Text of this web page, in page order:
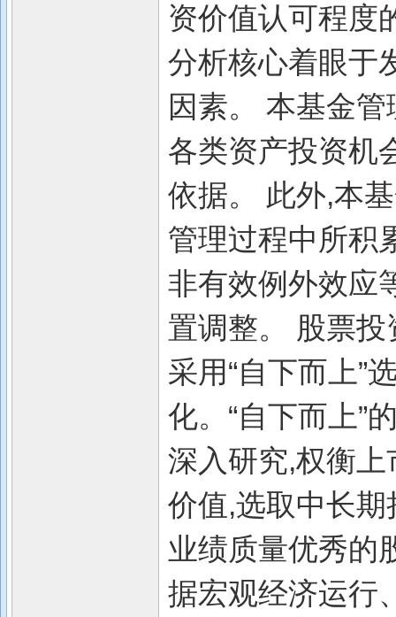
资价值认可程度
分析核心着眼于
因素。 本基金
各类资产投资机
依据。 此外,本
管理过程中所积
非有效例外效应
置调整。 股票
采用“自下而上”
化。“自下而上”
深入研究,权衡
价值,选取中长
业绩质量优秀的
据宏观经济运行